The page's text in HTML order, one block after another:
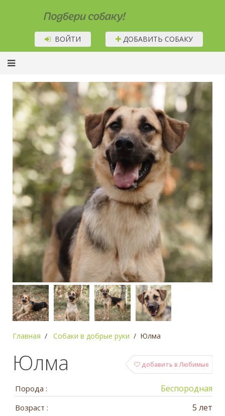
Подбери собаку!
ВОЙТИ ДОБАВИТЬ СОБАКУ
Главная Собаки в добрые руки Юлма
добавить в Любимые
Юлма
Порода : Беспородная
Возраст : 5 лет